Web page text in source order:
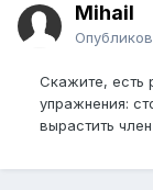
Mihail
Скажите, есть
упражнения:
вырастить